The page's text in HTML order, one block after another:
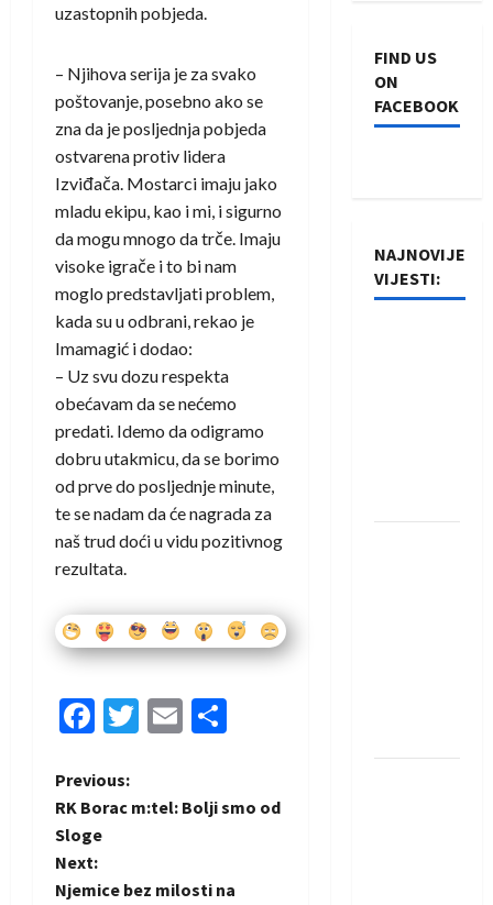
uzastopnih pobjeda.
– Njihova serija je za svako
poštovanje, posebno ako se
zna da je posljednja pobjeda
ostvarena protiv lidera
Izviđača. Mostarci imaju jako
mladu ekipu, kao i mi, i sigurno
da mogu mnogo da trče. Imaju
visoke igrače i to bi nam
moglo predstavljati problem,
kada su u odbrani, rekao je
Imamagić i dodao:
– Uz svu dozu respekta
obećavam da se nećemo
predati. Idemo da odigramo
dobru utakmicu, da se borimo
od prve do posljednjeminute,
te se nadam da će nagrada za
naš trud doći u vidu pozitivnog
rezultata.
Facebook
Twitter
Email
P
o
s
Previous:
RK Borac m:tel: Bolji smo od
Sloge
Next:
Njemice bez milosti na
FIND US
ON
FACEBOOK
NAJNOVIJE
VIJESTI: